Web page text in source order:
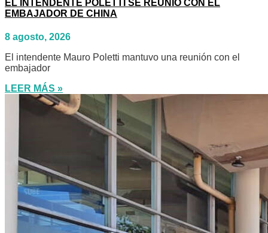
EL INTENDENTE POLETTI SE REUNIÓ CON EL
EMBAJADOR DE CHINA
8 agosto, 2026
El intendente Mauro Poletti mantuvo una reunión con el
embajador
LEER MÁS »